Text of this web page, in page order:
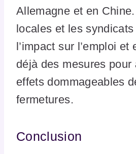
Allemagne et en
locales et les syndicats
l’impact sur l’emploi et
déjà des mesures pour
effets dommageables
fermetures.
Conclusion